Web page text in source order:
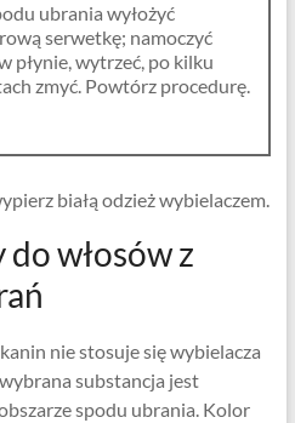
ubrania wyłożyć
serwetkę; namoczyć
płynie, wytrzeć, po kilku
zmyć. Powtórz procedurę.
białą odzież wybielaczem.
włosów z
nie stosuje się wybielacza
substancja jest
spodu ubrania. Kolor